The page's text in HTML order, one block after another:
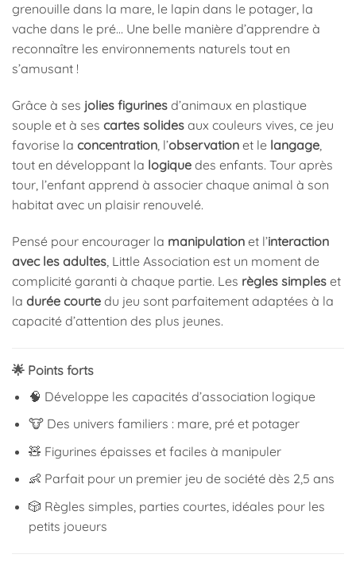
grenouille dans la mare, le lapin dans le potager, la
vache dans le pré… Une belle manière d’apprendre à
reconnaître les environnements naturels tout en
s’amusant !
Grâce à ses jolies figurines d’animaux en plastique
souple et à ses cartes solides aux couleurs vives, ce jeu
favorise la concentration , l’observation et le langage
tout en développant la logique des enfants. Tour après
tour, l’enfant apprend à associer chaque animal à son
habitat avec un plaisir renouvelé.
Pensé pour encourager la manipulation et l’interaction
avec les adultes , Little Association est un moment de
complicité garanti à chaque partie. Les règles simples et
la durée courte du jeu sont parfaitement adaptées à la
capacité d’attention des plus jeunes.
🌟 Points forts
🧠 Développe les capacités d’association logique
🐮 Des univers familiers : mare, pré et potager
🧸 Figurines épaisses et faciles à manipuler
👶 Parfait pour un premier jeu de société dès 2,5 ans
🎲 Règles simples, parties courtes, idéales pour les
petits joueurs